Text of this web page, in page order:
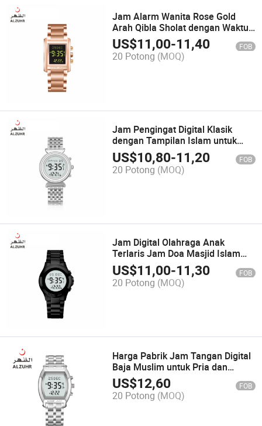
Jam Alarm Wanita Rose Gold
Arah Qibla Sholat dengan Waktu
Seluruh Dunia
US$11,00-11,40 FOB
20 Potong (MOQ)
Jam Pengingat Digital Klasik
dengan Tampilan Islam untuk
Pecinta dengan Dial Arab
US$10,80-11,20 FOB
20 Potong (MOQ)
Jam Digital Olahraga Anak
Terlaris Jam Doa Masjid Islam
Azan Adan
US$11,00-11,30 FOB
20 Potong (MOQ)
Harga Pabrik Jam Tangan Digital
Baja Muslim untuk Pria dan
Wanita dengan Qibla
US$12,60 FOB
20 Potong (MOQ)